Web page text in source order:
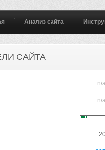
Анализ сайта
САЙТА
n/a
n/a
20